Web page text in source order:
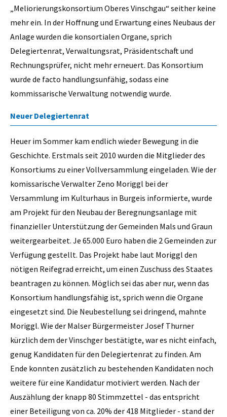
„Meliorierungskonsortium Oberes Vinschgau“ seither keine
mehr ein. In der Hoffnung und Erwartung eines Neubaus der
Anlage wurden die konsortialen Organe, sprich
Delegiertenrat, Verwaltungsrat, Präsidentschaft und
Rechnungsprüfer, nicht mehr erneuert. Das Konsortium
wurde de facto handlungsunfähig, sodass eine
kommissarische Verwaltung notwendig wurde.
Neuer Delegiertenrat
Heuer im Sommer kam endlich wieder Bewegung in die
Geschichte. Erstmals seit 2010 wurden die Mitglieder des
Konsortiums zu einer Vollversammlung eingeladen. Wie der
komissarische Verwalter Zeno Moriggl bei der
Versammlung im Kulturhaus in Burgeis informierte, wurde
am Projekt für den Neubau der Beregnungsanlage mit
finanzieller Unterstützung der Gemeinden Mals und Graun
weitergearbeitet. Je 65.000 Euro haben die 2 Gemeinden zur
Verfügung gestellt. Das Projekt habe laut Moriggl den
nötigen Reifegrad erreicht, um einen Zuschuss des Staates
beantragen zu können. Möglich sei das aber nur, wenn das
Konsortium handlungsfähig ist, sprich wenn die Organe
eingesetzt sind. Die Neubestellung sei dringend, mahnte
Moriggl. Wie der Malser Bürgermeister Josef Thurner
kürzlich dem der Vinschger bestätigte, war es nicht einfach,
genug Kandidaten für den Delegiertenrat zu finden. Am
Ende konnten zusätzlich zu bestehenden Kandidaten noch
weitere für eine Kandidatur motiviert werden. Nach der
Auszählung der knapp 80 Stimmzettel - das entspricht
einer Beteiligung von ca. 20% der 418 Mitglieder - stand der